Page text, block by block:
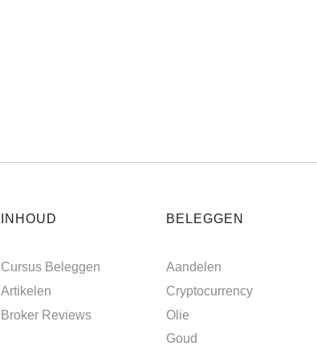
INHOUD
Cursus Beleggen
Artikelen
Broker Reviews
BELEGGEN
Aandelen
Cryptocurrency
Olie
Goud